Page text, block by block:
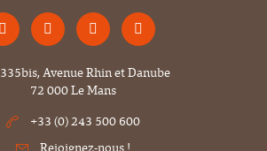
335bis, Avenue Rhin et Danube
72 000 Le Mans
+33 (0) 243 500 600
Rejoignez-nous !